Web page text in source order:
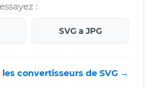
:
SVG a JPG
les convertisseurs de SVG →